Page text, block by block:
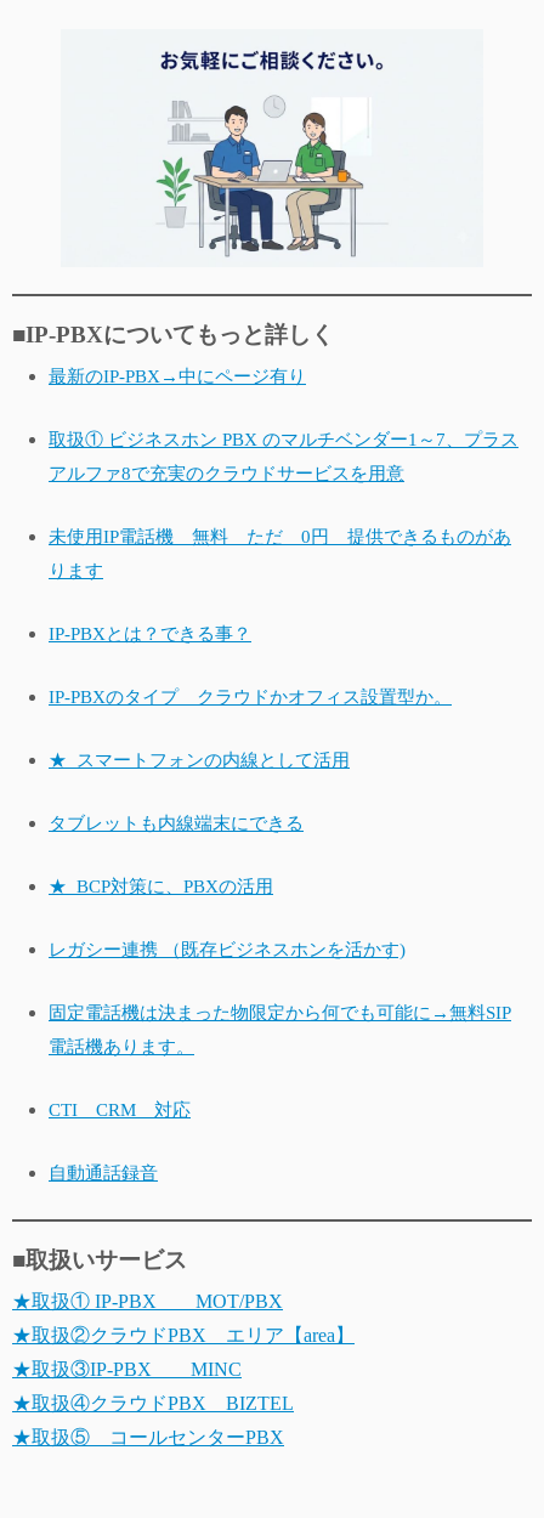
■IP-PBXについてもっと詳しく
最新のIP-PBX→中にページ有り
取扱① ビジネスホン PBX のマルチベンダー1～7、プラス
アルファ8で充実のクラウドサービスを用意
未使用IP電話機 無料 ただ 0円 提供できるものがあ
ります
IP-PBXとは？できる事？
IP-PBXのタイプ クラウドかオフィス設置型か。
★_スマートフォンの内線として活用
タブレットも内線端末にできる
★_BCP対策に、PBXの活用
レガシー連携 （既存ビジネスホンを活かす)
固定電話機は決まった物限定から何でも可能に→無料SIP
電話機あります。
CTI CRM 対応
自動通話録音
■取扱いサービス
★取扱① IP-PBX MOT/PBX
★取扱②クラウドPBX エリア【area】
★取扱③IP-PBX MINC
★取扱④クラウドPBX BIZTEL
★取扱⑤ コールセンターPBX